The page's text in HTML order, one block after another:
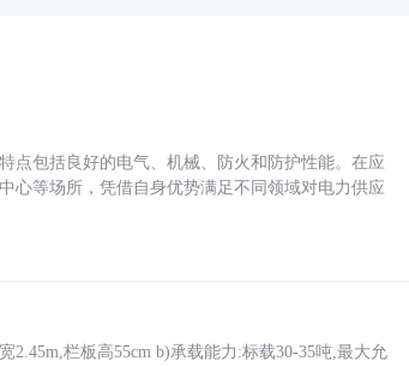
点包括良好的电气、机械、防火和防护性能。在应
心等场所，凭借自身优势满足不同领域对电力供应
2.45m,栏板高55cm b)承载能力:标载30-35吨,最大允